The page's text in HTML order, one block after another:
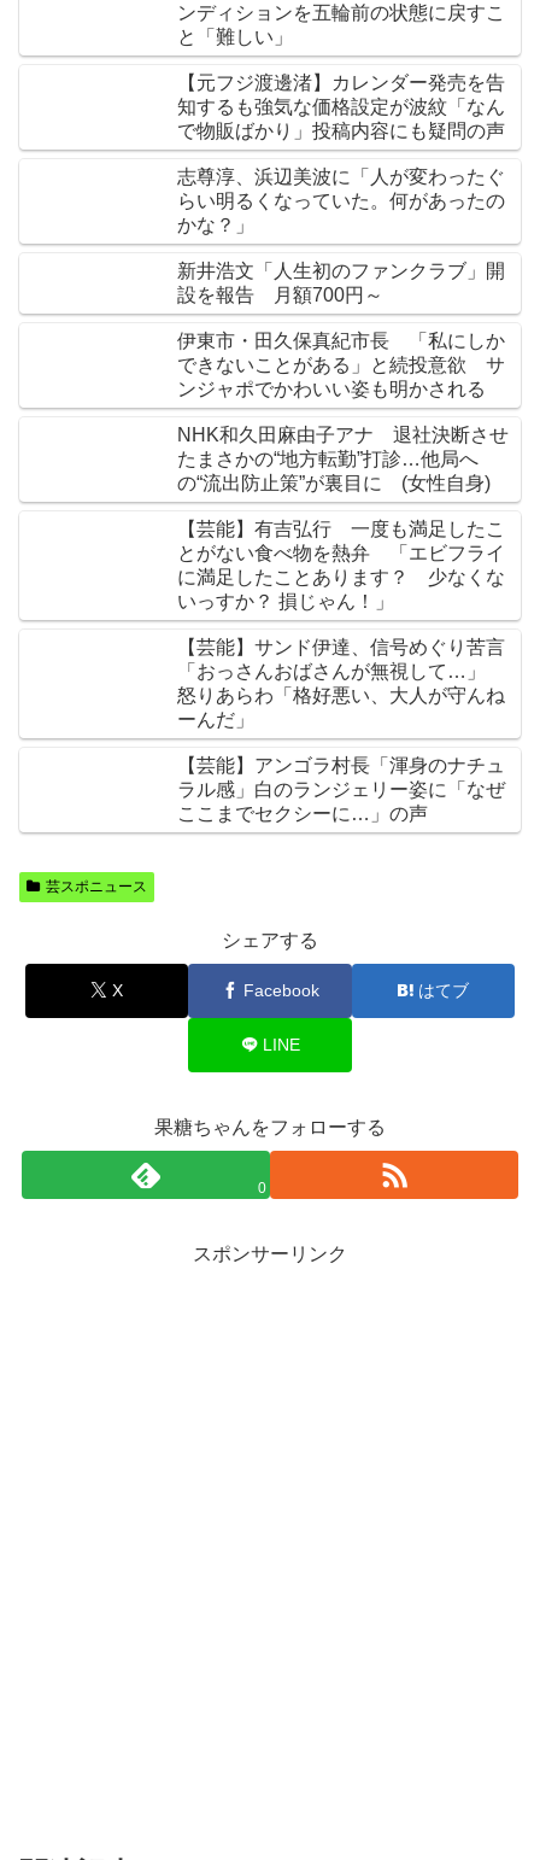
ンディションを五輪前の状態に戻すこ
と「難しい」
【元フジ渡邊渚】カレンダー発売を告
知するも強気な価格設定が波紋「なん
で物販ばかり」投稿内容にも疑問の声
志尊淳、浜辺美波に「人が変わったぐ
らい明るくなっていた。何があったの
かな？」
新井浩文「人生初のファンクラブ」開
設を報告 月額700円～
伊東市・田久保真紀市長 「私にしか
できないことがある」と続投意欲 サ
ンジャポでかわいい姿も明かされる
NHK和久田麻由子アナ 退社決断させ
たまさかの“地方転勤”打診…他局へ
の“流出防止策”が裏目に (女性自身)
【芸能】有吉弘行 一度も満足したこ
とがない食べ物を熱弁 「エビフライ
に満足したことあります？ 少なくな
いっすか？ 損じゃん！」
【芸能】サンド伊達、信号めぐり苦言
「おっさんおばさんが無視して…」
怒りあらわ「格好悪い、大人が守んね
ーんだ」
【芸能】アンゴラ村長「渾身のナチュ
ラル感」白のランジェリー姿に「なぜ
ここまでセクシーに…」の声
芸スポニュース
シェアする
X Facebook はてブ
LINE
果糖ちゃんをフォローする
0
スポンサーリンク